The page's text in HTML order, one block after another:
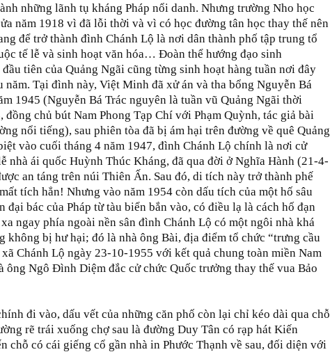
những lãnh tụ kháng Pháp nổi danh. Nhưng trường Nho học
năm 1918 vì đã lỗi thời và vì có học đường tân học thay thế nên
để trở thành đình Chánh Lộ là nơi dân thành phố tập trung tổ
tế lễ và sinh hoạt văn hóa… Đoàn thể hướng đạo sinh
tiên của Quảng Ngãi cũng từng sinh hoạt hàng tuần nơi đây
năm. Tại đình này, Việt Minh đã xử án và tha bổng Nguyễn Bá
1945 (Nguyễn Bá Trác nguyên là tuần vũ Quảng Ngãi thời
đồng chủ bút Nam Phong Tạp Chí với Phạm Quỳnh, tác giả bài
nổi tiếng), sau phiên tòa đã bị ám hại trên đường về quê Quảng
vào cuối tháng 4 năm 1947, đình Chánh Lộ chính là nơi cử
nhà ái quốc Huỳnh Thúc Kháng, đã qua đời ở Nghĩa Hành (21-4-
an táng trên núi Thiên Ấn. Sau đó, di tích này trở thành phế
tích hẳn! Nhưng vào năm 1954 còn dấu tích của một hố sâu
đại bác của Pháp từ tàu biển bắn vào, có điều lạ là cách hố đạn
ngay phía ngoài nền sân đình Chánh Lộ có một ngôi nhà khá
không bị hư hại; đó là nhà ông Bài, địa điểm tổ chức “trưng cầu
xã Chánh Lộ ngày 23-10-1955 với kết quả chung toàn miền Nam
ông Ngô Đình Diệm đắc cử chức Quốc trưởng thay thế vua Bảo
đi vào, dấu vết của những căn phố còn lại chỉ kéo dài qua chỗ
rẽ trái xuống chợ sau là đường Duy Tân có rạp hát Kiến
chỗ có cái giếng cổ gần nhà in Phước Thạnh về sau, đối diện với